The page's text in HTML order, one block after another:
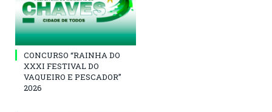
CONCURSO “RAINHA DO
XXXI FESTIVAL DO
VAQUEIRO E PESCADOR”
2026